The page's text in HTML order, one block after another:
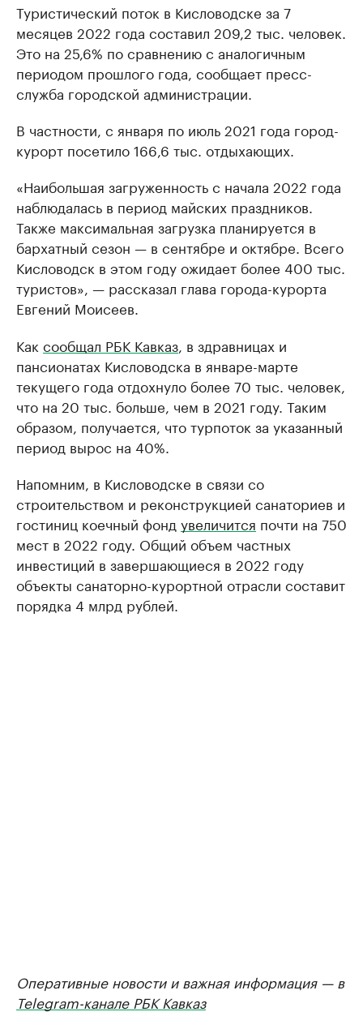
Туристический поток в Кисловодске за 7
месяцев 2022 года составил 209,2 тыс. человек.
Это на 25,6% по сравнению с аналогичным
периодом прошлого года, сообщает пресс-
служба городской администрации.
В частности, с января по июль 2021 года город-
курорт посетило 166,6 тыс. отдыхающих.
«Наибольшая загруженность с начала 2022 года
наблюдалась в период майских праздников.
Также максимальная загрузка планируется в
бархатный сезон — в сентябре и октябре. Всего
Кисловодск в этом году ожидает более 400 тыс.
туристов», — рассказал глава города-курорта
Евгений Моисеев.
Как сообщал РБК Кавказ , в здравницах и
пансионатах Кисловодска в январе-марте
текущего года отдохнуло более 70 тыс. человек,
что на 20 тыс. больше, чем в 2021 году. Таким
образом, получается, что турпоток за указанный
период вырос на 40%.
Напомним, в Кисловодске в связи со
строительством и реконструкцией санаториев и
гостиниц коечный фонд увеличится почти на 750
мест в 2022 году. Общий объем частных
инвестиций в завершающиеся в 2022 году
объекты санаторно-курортной отрасли составит
порядка 4 млрд рублей.
Оперативные новости и важная информация — в
Telegram-канале РБК Кавказ